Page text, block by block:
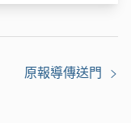
原報導傳送門